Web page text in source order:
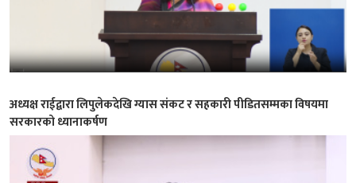
अध्यक्ष राईद्वारा लिपुलेकदेखि ग्यास संकट र सहकारी पीडितसम्मका विषयमा
सरकारको ध्यानाकर्षण